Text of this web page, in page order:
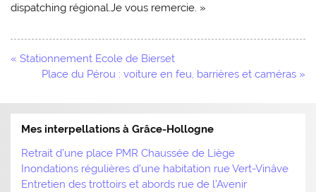
dispatching régional.Je vous remercie. »
Navigation
« Stationnement Ecole de Bierset
Place du Pérou : voiture en feu, barrières et caméras »
Mes interpellations à Grâce-Hollogne
Retrait d’une place PMR Chaussée de Liège
Inondations régulières d’une habitation rue Vert-Vinâve
Entretien des trottoirs et abords rue de l’Avenir